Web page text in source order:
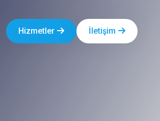
Hizmetler İletişim